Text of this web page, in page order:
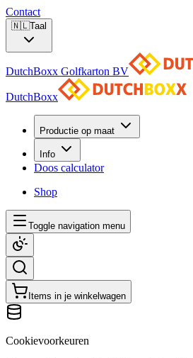
Contact
🇳🇱Taal
DutchBoxx Golfkarton BV
DutchBoxx
Productie op maat
Info
Doos calculator
Shop
Toggle navigation menu
Items in je winkelwagen
Cookievoorkeuren